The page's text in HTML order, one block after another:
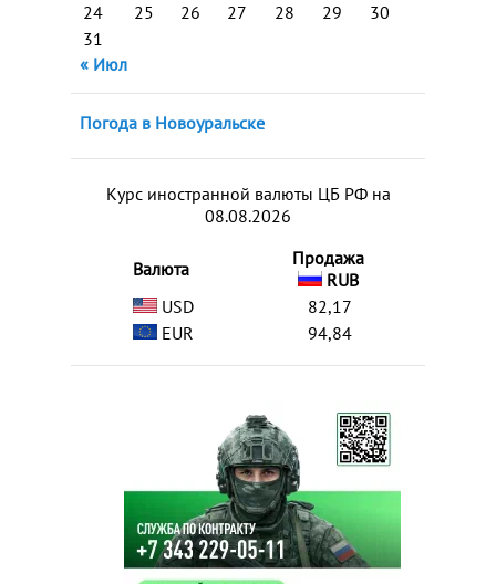
24
25 26 27 28 29
30
31
« Июл
Погода в Новоуральске
Курс иностранной валюты ЦБ РФ на
08.08.2026
Валюта
Продажа
RUB
USD
82,17
EUR
94,84